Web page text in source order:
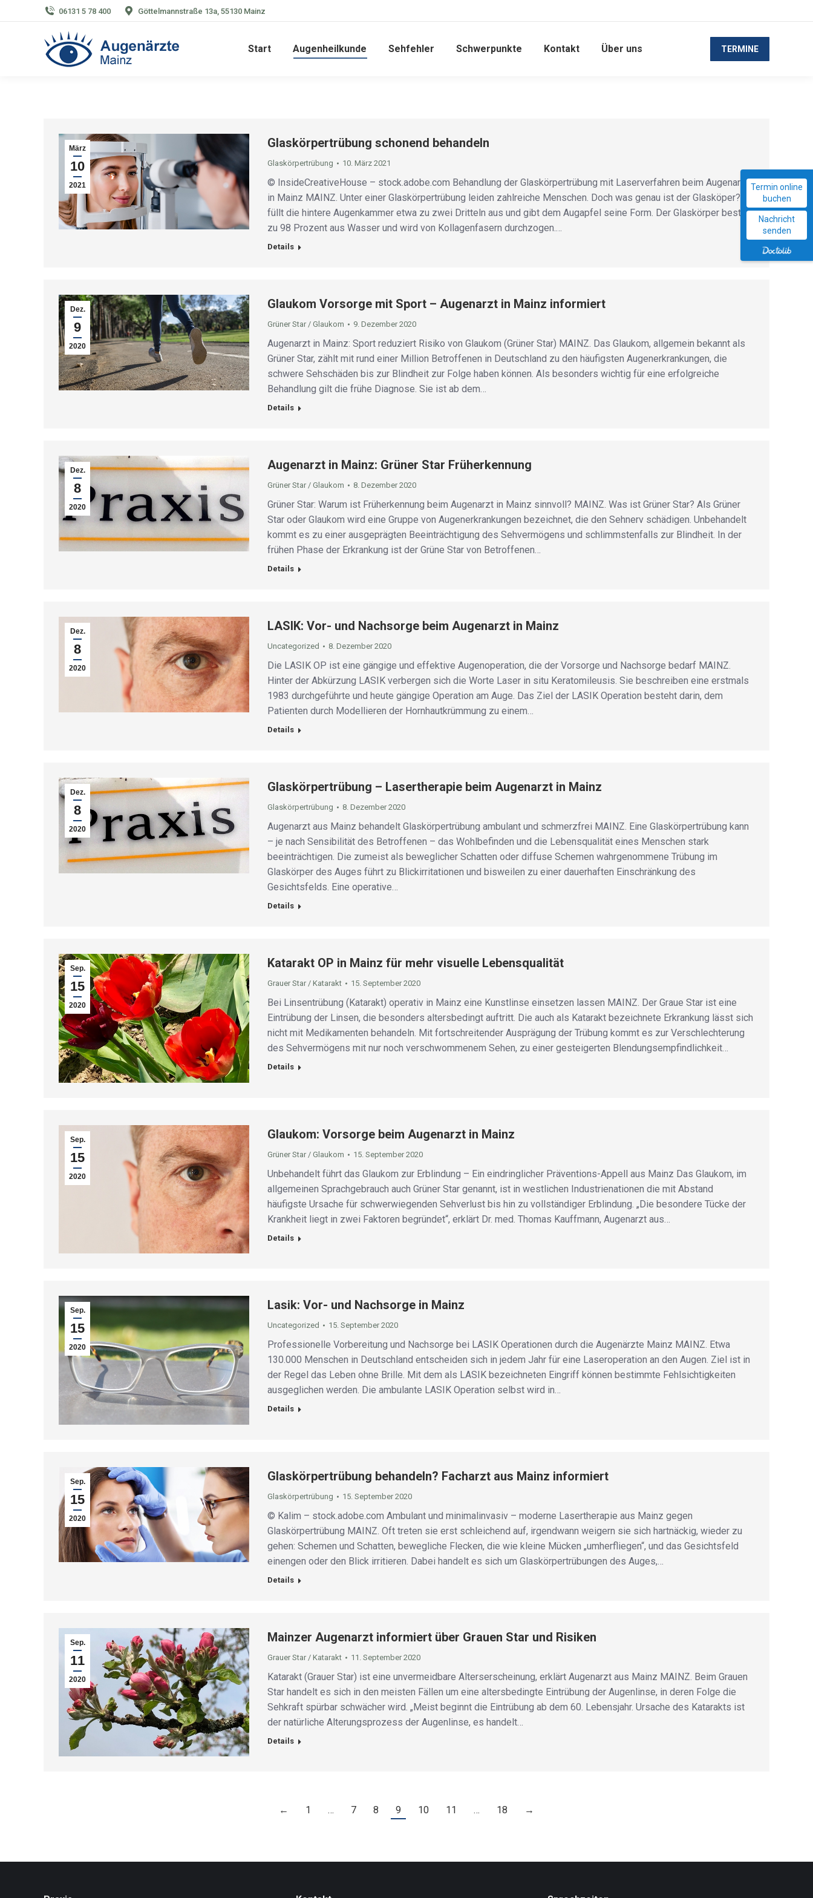
Termin online
buchen
Nachricht
senden
06131 5 78 400 Göttelmannstraße 13a, 55130 Mainz
Start Augenheilkunde Sehfehler Schwerpunkte Kontakt Über uns TERMINE
März
10
2021
Glaskörpertrübung schonend behandeln
Glaskörpertrübung 10. März 2021
© InsideCreativeHouse – stock.adobe.com Behandlung der Glaskörpertrübung mit Laserverfahren beim Augenarzt
in Mainz MAINZ. Unter einer Glaskörpertrübung leiden zahlreiche Menschen. Doch was genau ist der Glasköper? Er
füllt die hintere Augenkammer etwa zu zwei Dritteln aus und gibt dem Augapfel seine Form. Der Glaskörper besteht
zu 98 Prozent aus Wasser und wird von Kollagenfasern durchzogen.…
Details
Dez.
9
2020
Glaukom Vorsorge mit Sport – Augenarzt in Mainz informiert
Grüner Star / Glaukom 9. Dezember 2020
Augenarzt in Mainz: Sport reduziert Risiko von Glaukom (Grüner Star) MAINZ. Das Glaukom, allgemein bekannt als
Grüner Star, zählt mit rund einer Million Betroffenen in Deutschland zu den häufigsten Augenerkrankungen, die
schwere Sehschäden bis zur Blindheit zur Folge haben können. Als besonders wichtig für eine erfolgreiche
Behandlung gilt die frühe Diagnose. Sie ist ab dem…
Details
Dez.
8
2020
Augenarzt in Mainz: Grüner Star Früherkennung
Grüner Star / Glaukom 8. Dezember 2020
Grüner Star: Warum ist Früherkennung beim Augenarzt in Mainz sinnvoll? MAINZ. Was ist Grüner Star? Als Grüner
Star oder Glaukom wird eine Gruppe von Augenerkrankungen bezeichnet, die den Sehnerv schädigen. Unbehandelt
kommt es zu einer ausgeprägten Beeinträchtigung des Sehvermögens und schlimmstenfalls zur Blindheit. In der
frühen Phase der Erkrankung ist der Grüne Star von Betroffenen…
Details
Dez.
8
2020
LASIK: Vor- und Nachsorge beim Augenarzt in Mainz
Uncategorized 8. Dezember 2020
Die LASIK OP ist eine gängige und effektive Augenoperation, die der Vorsorge und Nachsorge bedarf MAINZ.
Hinter der Abkürzung LASIK verbergen sich die Worte Laser in situ Keratomileusis. Sie beschreiben eine erstmals
1983 durchgeführte und heute gängige Operation am Auge. Das Ziel der LASIK Operation besteht darin, dem
Patienten durch Modellieren der Hornhautkrümmung zu einem…
Details
Dez.
8
2020
Glaskörpertrübung – Lasertherapie beim Augenarzt in Mainz
Glaskörpertrübung 8. Dezember 2020
Augenarzt aus Mainz behandelt Glaskörpertrübung ambulant und schmerzfrei MAINZ. Eine Glaskörpertrübung kann
– je nach Sensibilität des Betroffenen – das Wohlbefinden und die Lebensqualität eines Menschen stark
beeinträchtigen. Die zumeist als beweglicher Schatten oder diffuse Schemen wahrgenommene Trübung im
Glaskörper des Auges führt zu Blickirritationen und bisweilen zu einer dauerhaften Einschränkung des
Gesichtsfelds. Eine operative…
Details
Sep.
15
2020
Katarakt OP in Mainz für mehr visuelle Lebensqualität
Grauer Star / Katarakt 15. September 2020
Bei Linsentrübung (Katarakt) operativ in Mainz eine Kunstlinse einsetzen lassen MAINZ. Der Graue Star ist eine
Eintrübung der Linsen, die besonders altersbedingt auftritt. Die auch als Katarakt bezeichnete Erkrankung lässt sich
nicht mit Medikamenten behandeln. Mit fortschreitender Ausprägung der Trübung kommt es zur Verschlechterung
des Sehvermögens mit nur noch verschwommenem Sehen, zu einer gesteigerten Blendungsempfindlichkeit…
Details
Sep.
15
2020
Glaukom: Vorsorge beim Augenarzt in Mainz
Grüner Star / Glaukom 15. September 2020
Unbehandelt führt das Glaukom zur Erblindung – Ein eindringlicher Präventions-Appell aus Mainz Das Glaukom, im
allgemeinen Sprachgebrauch auch Grüner Star genannt, ist in westlichen Industrienationen die mit Abstand
häufigste Ursache für schwerwiegenden Sehverlust bis hin zu vollständiger Erblindung. „Die besondere Tücke der
Krankheit liegt in zwei Faktoren begründet“, erklärt Dr. med. Thomas Kauffmann, Augenarzt aus…
Details
Sep.
15
2020
Lasik: Vor- und Nachsorge in Mainz
Uncategorized 15. September 2020
Professionelle Vorbereitung und Nachsorge bei LASIK Operationen durch die Augenärzte Mainz MAINZ. Etwa
130.000 Menschen in Deutschland entscheiden sich in jedem Jahr für eine Laseroperation an den Augen. Ziel ist in
der Regel das Leben ohne Brille. Mit dem als LASIK bezeichneten Eingriff können bestimmte Fehlsichtigkeiten
ausgeglichen werden. Die ambulante LASIK Operation selbst wird in…
Details
Sep.
15
2020
Glaskörpertrübung behandeln? Facharzt aus Mainz informiert
Glaskörpertrübung 15. September 2020
© Kalim – stock.adobe.com Ambulant und minimalinvasiv – moderne Lasertherapie aus Mainz gegen
Glaskörpertrübung MAINZ. Oft treten sie erst schleichend auf, irgendwann weigern sie sich hartnäckig, wieder zu
gehen: Schemen und Schatten, bewegliche Flecken, die wie kleine Mücken „umherfliegen“, und das Gesichtsfeld
einengen oder den Blick irritieren. Dabei handelt es sich um Glaskörpertrübungen des Auges,…
Details
Sep.
11
2020
Mainzer Augenarzt informiert über Grauen Star und Risiken
Grauer Star / Katarakt 11. September 2020
Katarakt (Grauer Star) ist eine unvermeidbare Alterserscheinung, erklärt Augenarzt aus Mainz MAINZ. Beim Grauen
Star handelt es sich in den meisten Fällen um eine altersbedingte Eintrübung der Augenlinse, in deren Folge die
Sehkraft spürbar schwächer wird. „Meist beginnt die Eintrübung ab dem 60. Lebensjahr. Ursache des Katarakts ist
der natürliche Alterungsprozess der Augenlinse, es handelt…
Details
← 1 … 7 8 9 10 11 … 18 →